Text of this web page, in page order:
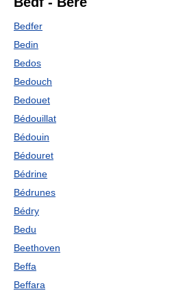
Bedfer
Bedin
Bedos
Bedouch
Bedouet
Bédouillat
Bédouin
Bédouret
Bédrine
Bédrunes
Bédry
Bedu
Beethoven
Beffa
Beffara